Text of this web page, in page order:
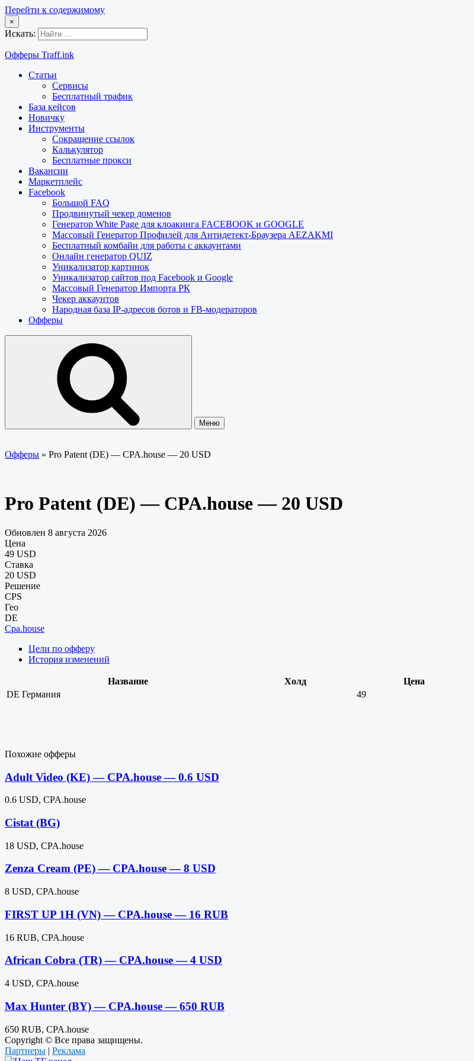
Перейти к содержимому
×
Искать:
Офферы Traff.ink
Статьи
Сервисы
Бесплатный трафик
База кейсов
Новичку
Инструменты
Сокращение ссылок
Калькулятор
Бесплатные прокси
Вакансии
Маркетплейс
Facebook
Большой FAQ
Продвинутый чекер доменов
Генератор White Page для клоакинга FACEBOOK и GOOGLE
Массовый Генератор Профилей для Антидетект-Браузера AEZAKMI
Бесплатный комбайн для работы с аккаунтами
Онлайн генератор QUIZ
Уникализатор картинок
Уникализатор сайтов под Facebook и Google
Массовый Генератор Импорта РК
Чекер аккаунтов
Народная база IP-адресов ботов и FB-модераторов
Офферы
Меню
Офферы » Pro Patent (DE) — CPA.house — 20 USD
Pro Patent (DE) — CPA.house — 20 USD
Обновлен 8 августа 2026
Цена
49 USD
Ставка
20 USD
Решение
CPS
Гео
DE
Cpa.house
Цели по офферу
История изменений
Название Холд Цена
DE Германия 49
Похожие офферы
Adult Video (KE) — CPA.house — 0.6 USD
0.6 USD, CPA.house
Cistat (BG)
18 USD, CPA.house
Zenza Cream (PE) — CPA.house — 8 USD
8 USD, CPA.house
FIRST UP 1H (VN) — CPA.house — 16 RUB
16 RUB, CPA.house
African Cobra (TR) — CPA.house — 4 USD
4 USD, CPA.house
Max Hunter (BY) — CPA.house — 650 RUB
650 RUB, CPA.house
Copyright © Все права защищены.
Партнеры | Реклама